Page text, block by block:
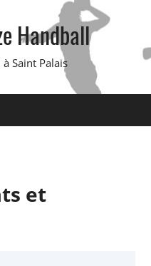
Handball
Saint Palais
et